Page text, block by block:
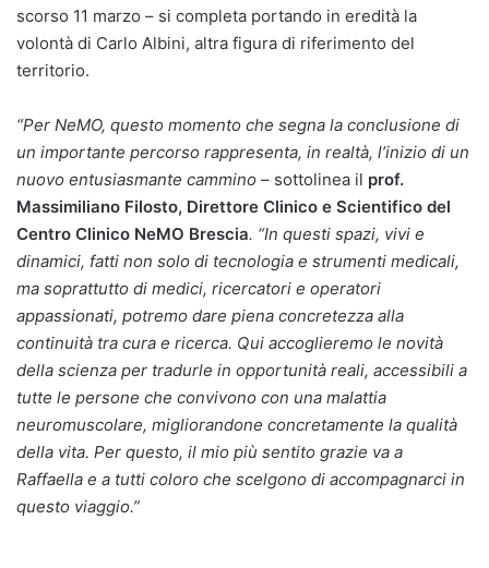
scorso 11 marzo – si completa portando in eredità la
volontà di Carlo Albini, altra figura di riferimento del
territorio.
“Per NeMO, questo momento che segna la conclusione di
un importante percorso rappresenta, in realtà, l’inizio di un
nuovo entusiasmante cammino – sottolinea il prof.
Massimiliano Filosto, Direttore Clinico e Scientifico del
Centro Clinico NeMO Brescia. “In questi spazi, vivi e
dinamici, fatti non solo di tecnologia e strumenti medicali,
ma soprattutto di medici, ricercatori e operatori
appassionati, potremo dare piena concretezza alla
continuità tra cura e ricerca. Qui accoglieremo le novità
della scienza per tradurle in opportunità reali, accessibili a
tutte le persone che convivono con una malattia
neuromuscolare, migliorandone concretamente la qualità
della vita. Per questo, il mio più sentito grazie va a
Raffaella e a tutti coloro che scelgono di accompagnarci in
questo viaggio.”